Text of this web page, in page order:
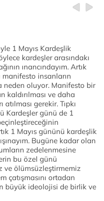
1 Mayıs Kardeşlik
kardeşler arasındakı
ınancındayım. Artık
insanların
neden oluyor. Manifesto bir
kaldırılması ve daha
gerekir. Tıpkı
Kardeşler günü de 1
1 Mayıs gününü kardeşlik
Bugüne kadar olan
zedelenmesine
bu özel günü
ve ölümsüzleştirmemiz
çatışmasını ortadan
büyük ideolojisi de birlik ve